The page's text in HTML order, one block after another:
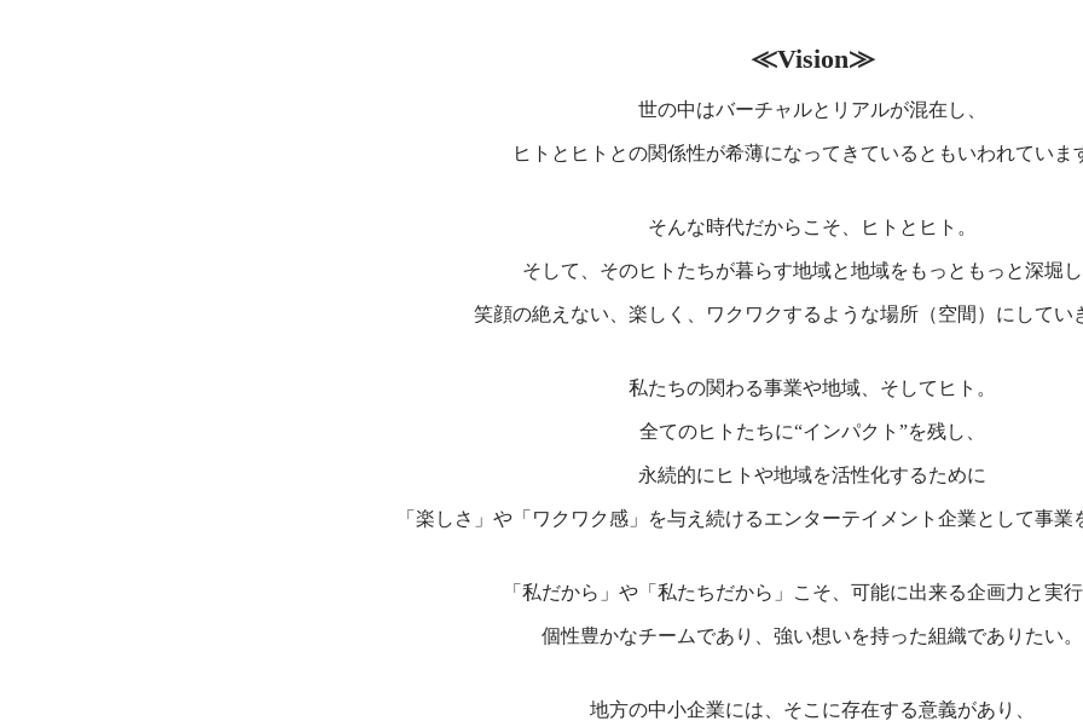
≪Vision≫
世の中はバーチャルとリアルが混在し、
ヒトとヒトとの関係性が希薄になってきているともいわれていま
そんな時代だからこそ、ヒトとヒト。
そして、そのヒトたちが暮らす地域と地域をもっともっと深堀
笑顔の絶えない、楽しく、 ワクワクするような場所（空間）にしてい
私たちの関わる事業や地域、そしてヒト。
全てのヒトたちに“インパクト”を残し、
永続的にヒトや地域を活性化するために
「楽しさ」や「ワクワク感」を与え続けるエンターテイメント企業として事業
「私だから」や「私たちだから」こそ、可能に出来る企画力と実
個性豊かなチームであり、 強い想いを持った組織でありたい。
地方の中小企業には、そこに存在する意義があり、